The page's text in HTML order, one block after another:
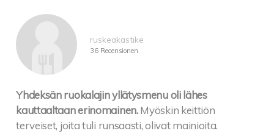
ruskeakastike
36 Recensionen
Yhdeksän ruokalajin yllätysmenu oli lähes
kauttaaltaan erinomainen. Myöskin keittiön
terveiset, joita tuli runsaasti, olivat mainioita.